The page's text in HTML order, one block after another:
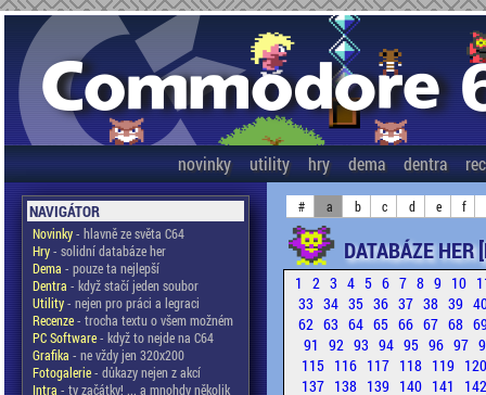
novinky utility hry dema dentra
NAVIGÁTOR
Novinky- hlavně ze světa C64
Hry- solidní databáze her
Dema - pouze ta nejlepší
Dentra - když stačí jeden soubor
Utility- nejen pro práci a legraci
Recenze- trocha textu o všem možném
PC Software- když to nejde na C64
Grafika - ne vždy jen 320x200
Fotogalerie- důkazy nejen z akcí
Intra - ty začátky! ... a mnohdy několik
# a b c d e f
DATABÁZE
1 2 3 4 5 6 7 8 9 10
33 34 35 36 37 38 39
62 63 64 65 66 67 68
91 92 93 94 95 96 97
115 116 117 118 119
137 138 139 140 141